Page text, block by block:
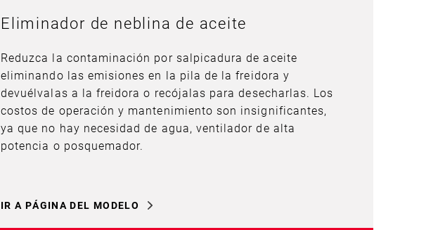
Eliminador de neblina de aceite
Reduzca la contaminación por salpicadura de aceite
eliminando las emisiones en la pila de la freidora y
devuélvalas a la freidora o recójalas para desecharlas. Los
costos de operación y mantenimiento son insignificantes,
ya que no hay necesidad de agua, ventilador de alta
potencia o posquemador.
IR A PÁGINA DEL MODELO